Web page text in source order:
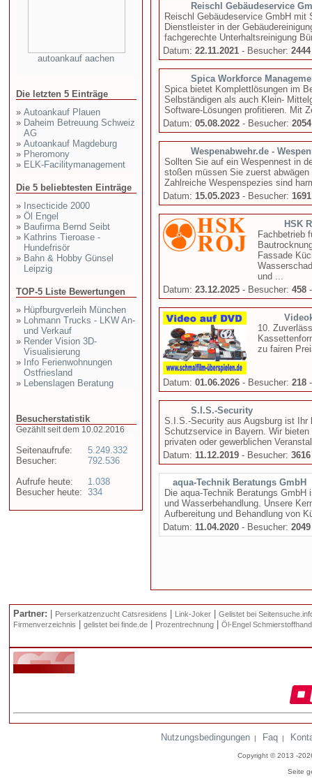
autoankauf aachen
Die letzten 5 Einträge
» Autoankauf Plauen
» Daheim Betreuung Schweiz
AG
» Autoankauf Magdeburg
» Pheromony
» ELK-Facilitymanagement
Die 5 beliebtesten Einträge
» Insecticide 2000
» Öl Engel
» Baufirma Bernd Seibt
» Kathrins Tieroase -
Hundefrisör
» Bahn & Hobby Günsel
Leipzig
TOP-5 Liste Bewertungen
» Hüpfburgverleih München
» Lohmann Trucks - LKW An-
und Verkauf
» Render Vision 3D-
Visualisierung
» Info Ferienwohnungen
Ostfriesland
» Lebenslagen Beratung
Besucherstatistik
Gezählt seit dem 10.02.2016
Seitenaufrufe:
Besucher:
Aufrufe heute:
Besucher heute:
5.249.332
792.536
1.038
334
Reischl Gebäudeservice
Reischl Gebäudeservice GmbH
Dienstleister in der
fachgerechte Unterhaltsreinigung
Datum: 22.11.2021 - Besucher: 2444
Spica Workforce
Spica bietet Komplettlösungen im
Selbständigen als auch Klein-
Software-Lösungen profitieren. Mit
Datum: 05.08.2022 - Besucher: 2054
Wespenabwehr.de -
Sollten Sie auf ein Wespennest in
stoßen müssen Sie zuerst
Zahlreiche Wespenspezies sind
Datum: 15.05.2023 - Besucher: 1691
HSK
Fachbetrieb
Fassade
und ...
Datum: 23.12.2025 - Besucher: 458
10.
zu fairen
Datum: 01.06.2026 - Besucher: 218
S.I.S.-Security
S.I.S.-Security aus Augsburg ist Ihr
Schutzservice in Bayern. Wir
privaten oder gewerblichen
Datum: 11.12.2019 - Besucher: 3616
aqua-Technik Beratungs GmbH
Die aqua-Technik Beratungs
und Wasserbehandlung. Unsere
Aufbereitung und Behandlung von
Datum: 11.04.2020 - Besucher: 2049
Partner: Perserkatzenzucht Catsresidens Link-Joker
Gelistet bei
Firmenverzeichnis
gelistet bei finde.de Prozentrechnung Öl-Engel
Nutzungsbedingungen | Faq |
Copyright © 2013 -
Seite